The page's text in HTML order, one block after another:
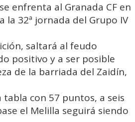
enfrenta al Granada CF en
32ª jornada del Grupo IV
saltará al feudo
positivo y a ser posible
de la barriada del Zaidín,
con 57 puntos, a seis
el Melilla seguirá siendo